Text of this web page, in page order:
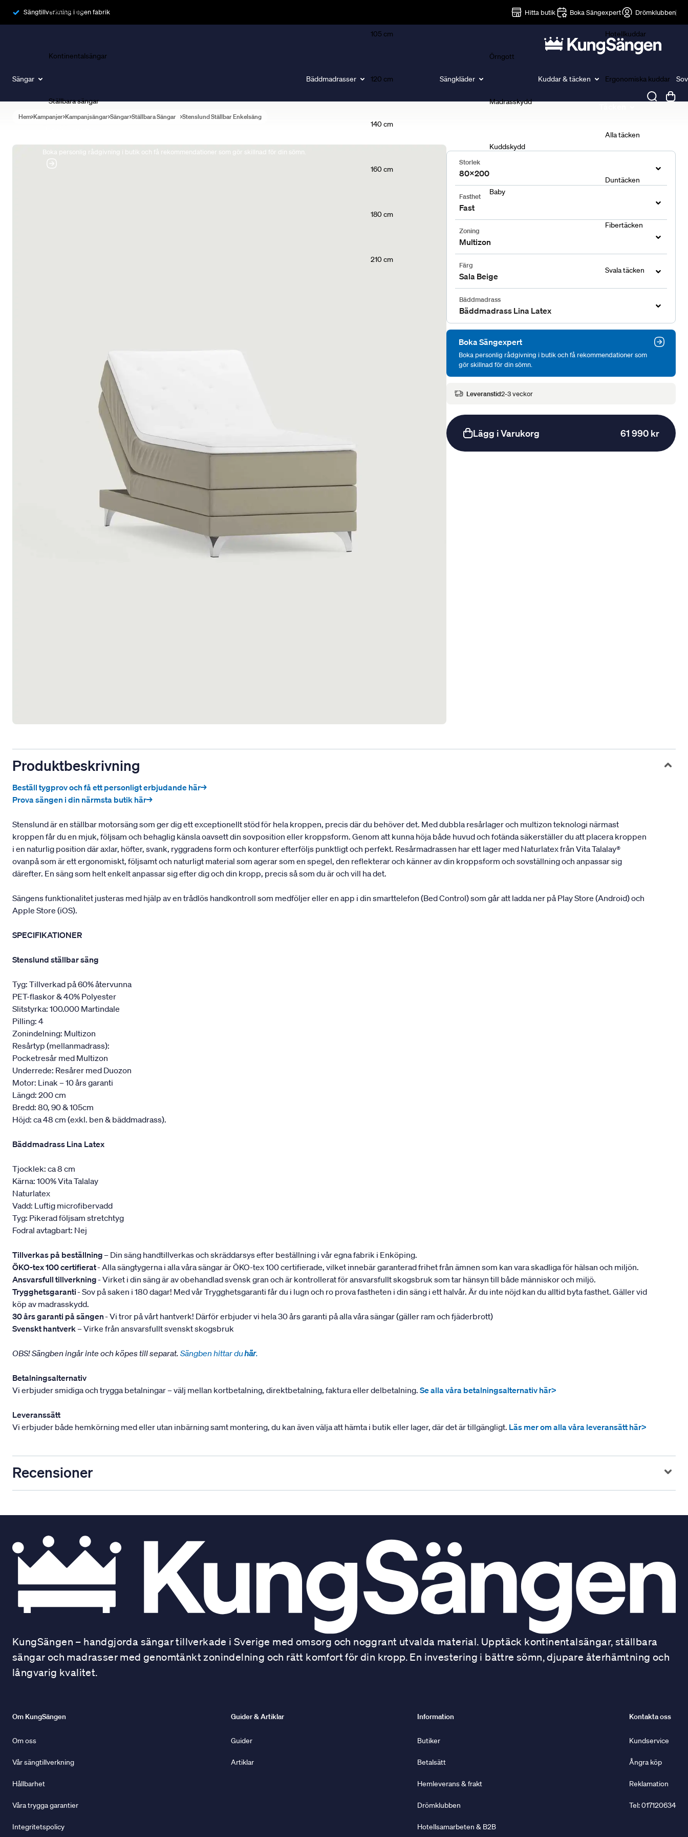
Sängtillverkning i egen fabrik Hitta butik Boka Sängexpert Drömklubben
Sängar
Ramsängar
Kontinentalsängar
Ställbara sängar
Boka personlig rådgivning i butik och få rekommendationer som gör skillnad för din sömn.
Bäddmadrasser
105 cm
120 cm
140 cm
160 cm
180 cm
210 cm
Sängkläder
Örngott
Madrasskydd
Kuddskydd
Baby
Kuddar & täcken
Hotellkuddar
Ergonomiska kuddar
Alla täcken
Duntäcken
Fibertäcken
Svala täcken
Hem Kampanjer Kampanjsängar Sängar Ställbara Sängar Stenslund Ställbar Enkelsäng
Storlek
80x200
Fasthet
Fast
Zoning
Multizon
Färg
Sala Beige
Bäddmadrass
Bäddmadrass Lina Latex
Boka Sängexpert
Boka personlig rådgivning i butik och få rekommendationer som
gör skillnad för din sömn.
Leveranstid2-3 veckor
Lägg i Varukorg 61 990 kr
Produktbeskrivning
Beställ tygprov och få ett personligt erbjudande här→
Prova sängen i din närmsta butik här→
Stenslund är en ställbar motorsäng som ger dig ett exceptionellt stöd för hela kroppen, precis där du behöver det. Med dubbla resårlager och multizon teknologi närmast
kroppen får du en mjuk, följsam och behaglig känsla oavsett din sovposition eller kroppsform. Genom att kunna höja både huvud och fotända säkerställer du att placera kroppen
i en naturlig position där axlar, höfter, svank, ryggradens form och konturer efterföljs punktligt och perfekt. Resårmadrassen har ett lager med Naturlatex från Vita Talalay®
ovanpå som är ett ergonomiskt, följsamt och naturligt material som agerar som en spegel, den reflekterar och känner av din kroppsform och sovställning och anpassar sig
därefter. En säng som helt enkelt anpassar sig efter dig och din kropp, precis så som du är och vill ha det.
Sängens funktionalitet justeras med hjälp av en trådlös handkontroll som medföljer eller en app i din smarttelefon (Bed Control) som går att ladda ner på Play Store (Android) och
Apple Store (iOS).
SPECIFIKATIONER
Stenslund ställbar säng
Tyg: Tillverkad på 60% återvunna
PET-flaskor & 40% Polyester
Slitstyrka: 100.000 Martindale
Pilling: 4
Zonindelning: Multizon
Resårtyp (mellanmadrass):
Pocketresår med Multizon
Underrede: Resårer med Duozon
Motor: Linak – 10 års garanti
Längd: 200 cm
Bredd: 80, 90 & 105cm
Höjd: ca 48 cm (exkl. ben & bäddmadrass).
Bäddmadrass Lina Latex
Tjocklek: ca 8 cm
Kärna: 100% Vita Talalay
Naturlatex
Vadd: Luftig microfibervadd
Tyg: Pikerad följsam stretchtyg
Fodral avtagbart: Nej
Tillverkas på beställning– Din säng handtillverkas och skräddarsys efter beställning i vår egna fabrik i Enköping.
ÖKO-tex 100 certifierat- Alla sängtygerna i alla våra sängar är ÖKO-tex 100 certifierade, vilket innebär garanterad frihet från ämnen som kan vara skadliga för hälsan och miljön.
Ansvarsfull tillverkning- Virket i din säng är av obehandlad svensk gran och är kontrollerat för ansvarsfullt skogsbruk som tar hänsyn till både människor och miljö.
Trygghetsgaranti- Sov på saken i 180 dagar! Med vår Trygghetsgaranti får du i lugn och ro prova fastheten i din säng i ett halvår. Är du inte nöjd kan du alltid byta fasthet. Gäller vid
köp av madrasskydd.
30 års garanti på sängen- Vi tror på vårt hantverk! Därför erbjuder vi hela 30 års garanti på alla våra sängar (gäller ram och fjäderbrott)
Svenskt hantverk– Virke från ansvarsfullt svenskt skogsbruk
OBS! Sängben ingår inte och köpes till separat. Sängben hittar duhär.
Betalningsalternativ
Vi erbjuder smidiga och trygga betalningar – välj mellan kortbetalning, direktbetalning, faktura eller delbetalning. Se alla våra betalningsalternativ här>
Leveranssätt
Vi erbjuder både hemkörning med eller utan inbärning samt montering, du kan även välja att hämta i butik eller lager, där det är tillgängligt. Läs mer om alla våra leveransätt här>
Recensioner
KungSängen – handgjorda sängar tillverkade i Sverige med omsorg och noggrant utvalda material. Upptäck kontinentalsängar, ställbara
sängar och madrasser med genomtänkt zonindelning och rätt komfort för din kropp. En investering i bättre sömn, djupare återhämtning och
långvarig kvalitet.
Om KungSängen
Om oss
Vår sängtillverkning
Hållbarhet
Våra trygga garantier
Integritetspolicy
Guider & Artiklar
Guider
Artiklar
Information
Butiker
Betalsätt
Hemleverans & frakt
Drömklubben
Hotellsamarbeten & B2B
Kontakta oss
Kundservice
Ångra köp
Reklamation
Tel: 017120634